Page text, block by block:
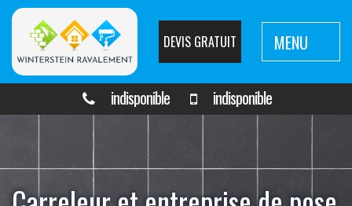
DEVIS GRATUIT MENU
indisponible indisponible